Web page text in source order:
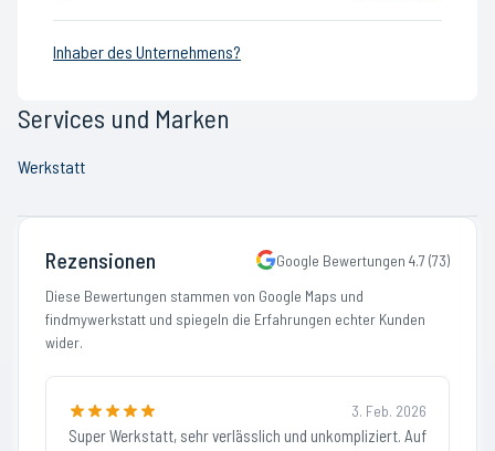
Inhaber des Unternehmens?
Services und Marken
Werkstatt
Rezensionen Google Bewertungen 4.7(73)
Diese Bewertungen stammen von Google Maps und
findmywerkstatt und spiegeln die Erfahrungen echter Kunden
wider.
3. Feb. 2026
Super Werkstatt, sehr verlässlich und unkompliziert. Auf